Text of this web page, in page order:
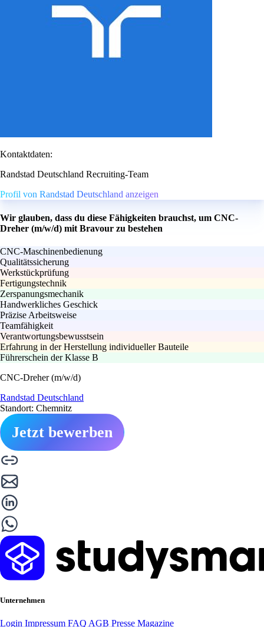
Kontaktdaten:
Randstad Deutschland Recruiting-Team
Profil von Randstad Deutschland anzeigen
Wir glauben, dass du diese Fähigkeiten brauchst, um CNC-
Dreher (m/w/d) mit Bravour zu bestehen
CNC-Maschinenbedienung
Qualitätssicherung
Werkstückprüfung
Fertigungstechnik
Zerspanungsmechanik
Handwerkliches Geschick
Präzise Arbeitsweise
Teamfähigkeit
Verantwortungsbewusstsein
Erfahrung in der Herstellung individueller Bauteile
Führerschein der Klasse B
CNC-Dreher (m/w/d)
Randstad Deutschland
Standort: Chemnitz
Jetzt bewerben
Unternehmen
Login Impressum FAQ AGB Presse Magazine